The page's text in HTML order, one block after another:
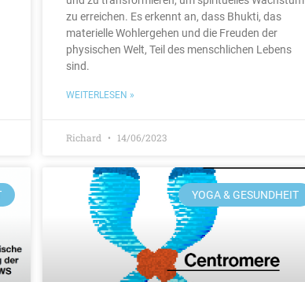
zu erreichen. Es erkennt an, dass Bhukti, das
materielle Wohlergehen und die Freuden der
physischen Welt, Teil des menschlichen Lebens
sind.
WEITERLESEN »
Richard 14/06/2023
YOGA & GESUNDHEIT